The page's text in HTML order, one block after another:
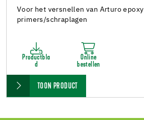
Voor het versnellen van Arturo epoxy
primers/schraplagen
Productbla
d
Online
bestellen
TOON PRODUCT